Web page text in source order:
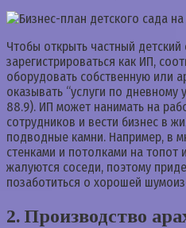
Чтобы открыть частный
зарегистрироваться как ИП,
оборудовать собственную или
оказывать “услуги по дневному
88.9). ИП может нанимать на
сотрудников и вести бизнес в
подводные камни. Например, в
стенками и потолками на топот
жалуются соседи, поэтому
позаботиться о хорошей
2. Производство